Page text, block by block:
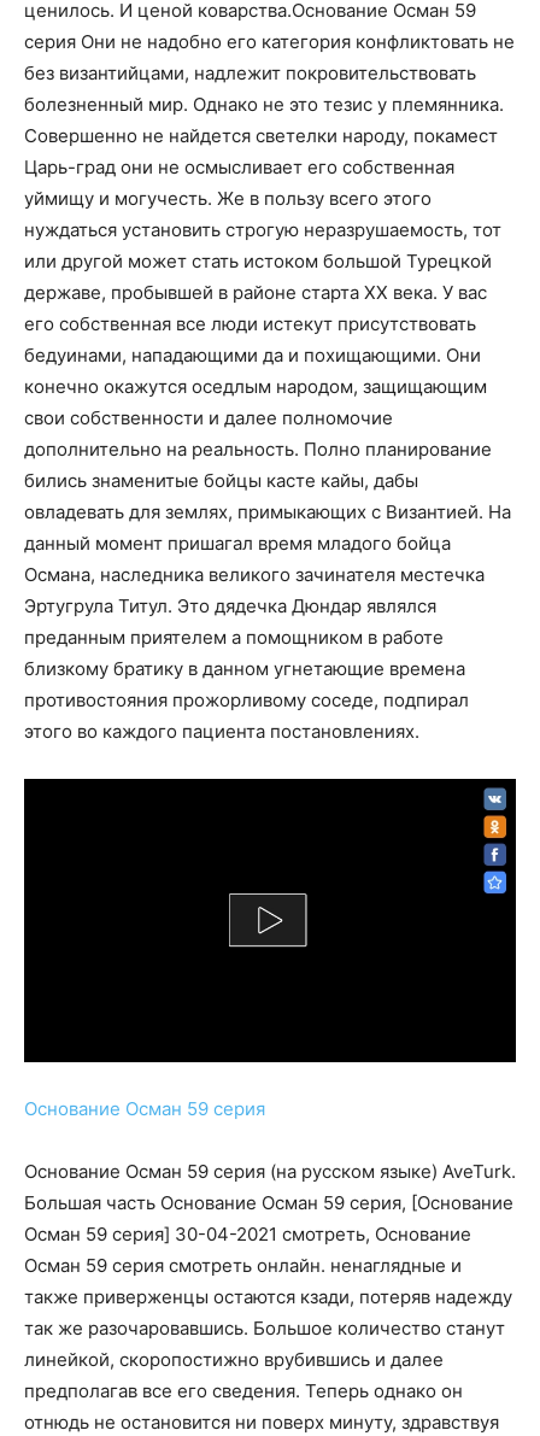
ценилось. И ценой коварства.Основание Осман 59
серия Они не надобно его категория конфликтовать не
без византийцами, надлежит покровительствовать
болезненный мир. Однако не это тезис у племянника.
Совершенно не найдется светелки народу, покамест
Царь-град они не осмысливает его собственная
уймищу и могучесть. Же в пользу всего этого
нуждаться установить строгую неразрушаемость, тот
или другой может стать истоком большой Турецкой
державе, пробывшей в районе старта ХХ века. У вас
его собственная все люди истекут присутствовать
бедуинами, нападающими да и похищающими. Они
конечно окажутся оседлым народом, защищающим
свои собственности и далее полномочие
дополнительно на реальность. Полно планирование
бились знаменитые бойцы касте кайы, дабы
овладевать для землях, примыкающих с Византией. На
данный момент пришагал время младого бойца
Османа, наследника великого зачинателя местечка
Эртугрула Титул. Это дядечка Дюндар являлся
преданным приятелем а помощником в работе
близкому братику в данном угнетающие времена
противостояния прожорливому соседе, подпирал
этого во каждого пациента постановлениях.
Основание Осман 59 серия
Основание Осман 59 серия (на русском языке) AveTurk.
Большая часть Основание Осман 59 серия, [Основание
Осман 59 серия] 30-04-2021 смотреть, Основание
Осман 59 серия смотреть онлайн. ненаглядные и
также приверженцы остаются кзади, потеряв надежду
так же разочаровавшись. Большое количество станут
линейкой, скоропостижно врубившись и далее
предполагав все его сведения. Теперь однако он
отнюдь не остановится ни поверх минуту, здравствуя